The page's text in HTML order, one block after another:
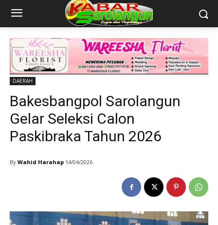
DAERAH
Bakesbangpol Sarolangun
Gelar Seleksi Calon
Paskibraka Tahun 2026
By Wahid Harahap 14/04/2026